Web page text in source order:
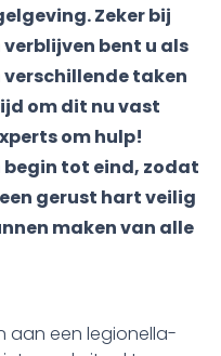
Zeker bij
bent u als
verschillende taken
om dit nu vast
om hulp!
begin tot eind, zodat
gerust hart veilig
maken van alle
aan een legionella-